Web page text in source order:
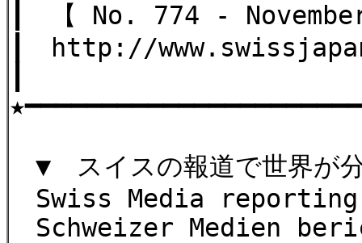
┃ 【 No. 774 -
┃ http://
▼ スイスの報道で世界が
Swiss Media
Schweizer Medien